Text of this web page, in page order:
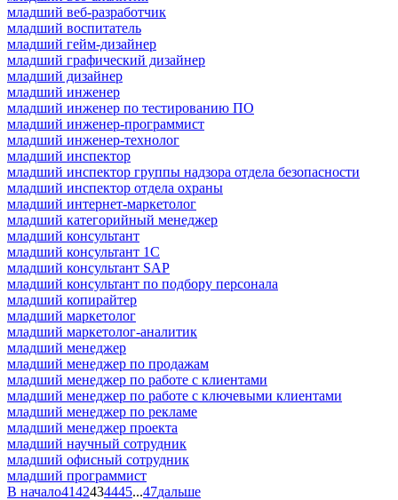
младший веб-разработчик
младший воспитатель
младший гейм-дизайнер
младший графический дизайнер
младший дизайнер
младший инженер
младший инженер по тестированию ПО
младший инженер-программист
младший инженер-технолог
младший инспектор
младший инспектор группы надзора отдела безопасности
младший инспектор отдела охраны
младший интернет-маркетолог
младший категорийный менеджер
младший консультант
младший консультант 1С
младший консультант SAP
младший консультант по подбору персонала
младший копирайтер
младший маркетолог
младший маркетолог-аналитик
младший менеджер
младший менеджер по продажам
младший менеджер по работе с клиентами
младший менеджер по работе с ключевыми клиентами
младший менеджер по рекламе
младший менеджер проекта
младший научный сотрудник
младший офисный сотрудник
младший программист
В начало4142434445...47дальше